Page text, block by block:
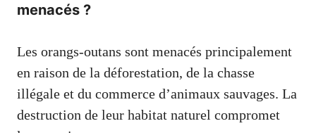
menacés ?
Les orangs-outans sont menacés principalement
en raison de la déforestation, de la chasse
illégale et du commerce d’animaux sauvages. La
destruction de leur habitat naturel compromet